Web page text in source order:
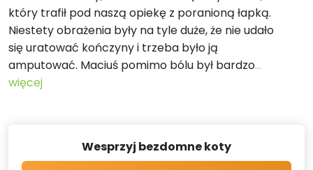
który trafił pod naszą opiekę z poranioną łapką.
Niestety obrażenia były na tyle duże, że nie udało
się uratować kończyny i trzeba było ją
amputować. Maciuś pomimo bólu był bardzo...
więcej
Wesprzyj bezdomne koty